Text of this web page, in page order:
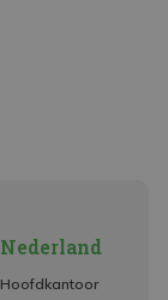
Nederland
Hoofdkantoor